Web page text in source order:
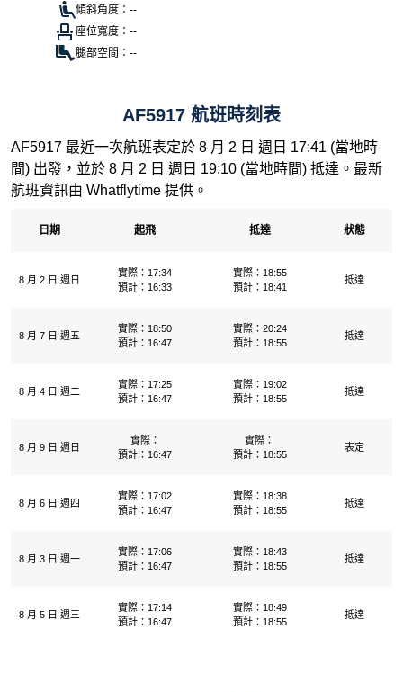
傾斜角度：--
座位寬度：--
腿部空間：--
AF5917 航班時刻表
AF5917 最近一次航班表定於 8 月 2 日 週日 17:41 (當地時
間) 出發，並於 8 月 2 日 週日 19:10 (當地時間) 抵達。最新
航班資訊由 Whatflytime 提供。
日期 起飛 抵達 狀態
8 月 2 日 週日
實際：17:34
預計：16:33
實際：18:55
預計：18:41
抵達
8 月 7 日 週五
實際：18:50
預計：16:47
實際：20:24
預計：18:55
抵達
8 月 4 日 週二
實際：17:25
預計：16:47
實際：19:02
預計：18:55
抵達
8 月 9 日 週日
實際：
預計：16:47
實際：
預計：18:55
表定
8 月 6 日 週四
實際：17:02
預計：16:47
實際：18:38
預計：18:55
抵達
8 月 3 日 週一
實際：17:06
預計：16:47
實際：18:43
預計：18:55
抵達
8 月 5 日 週三
實際：17:14
預計：16:47
實際：18:49
預計：18:55
抵達